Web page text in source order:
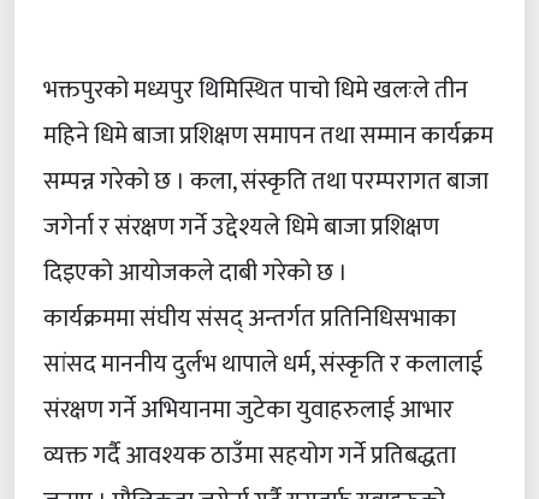
भक्तपुरको मध्यपुर थिमिस्थित पाचो धिमे खलःले तीन
महिने धिमे बाजा प्रशिक्षण समापन तथा सम्मान कार्यक्रम
सम्पन्न गरेको छ । कला, संस्कृति तथा परम्परागत बाजा
जगेर्ना र संरक्षण गर्ने उद्देश्यले धिमे बाजा प्रशिक्षण
दिइएको आयोजकले दाबी गरेको छ ।
कार्यक्रममा संघीय संसद् अन्तर्गत प्रतिनिधिसभाका
सांसद माननीय दुर्लभ थापाले धर्म, संस्कृति र कलालाई
संरक्षण गर्ने अभियानमा जुटेका युवाहरुलाई आभार
व्यक्त गर्दै आवश्यक ठाउँमा सहयोग गर्ने प्रतिबद्धता